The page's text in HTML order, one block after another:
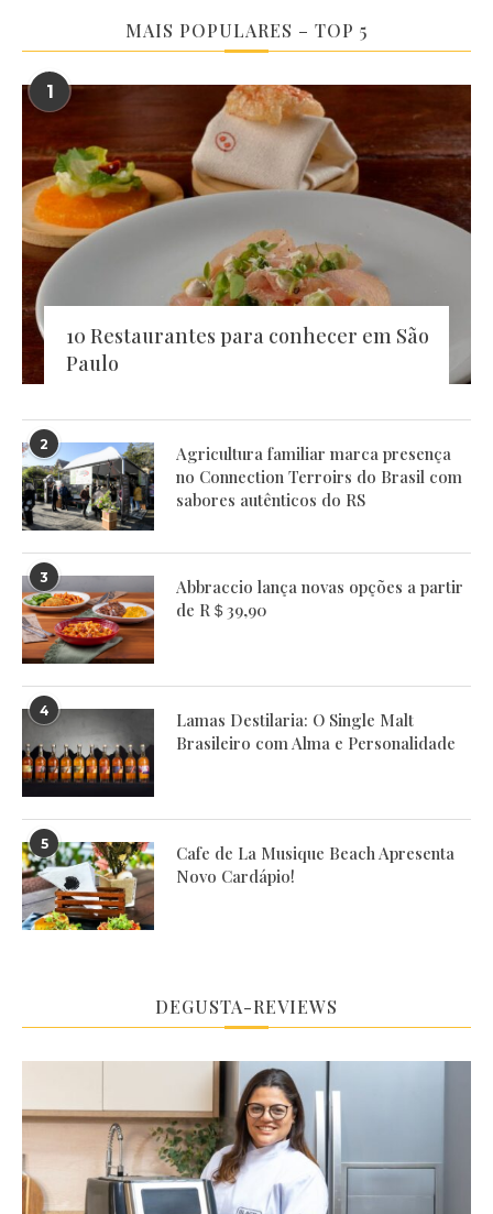
MAIS POPULARES – TOP 5
1
10 Restaurantes para conhecer em São
Paulo
2
Agricultura familiar marca presença
no Connection Terroirs do Brasil com
sabores autênticos do RS
3
Abbraccio lança novas opções a partir
de R＄39,90
4
Lamas Destilaria: O Single Malt
Brasileiro com Alma e Personalidade
5
Cafe de La Musique Beach Apresenta
Novo Cardápio!
DEGUSTA-REVIEWS